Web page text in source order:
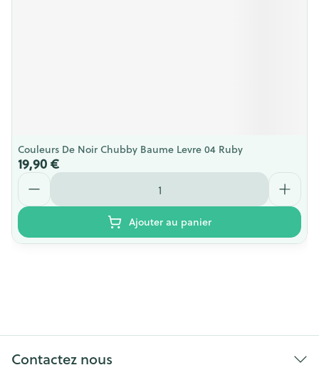
Couleurs De Noir Chubby Baume Levre 04 Ruby
19,90 €
Quantité
Ajouter au panier
Contactez nous